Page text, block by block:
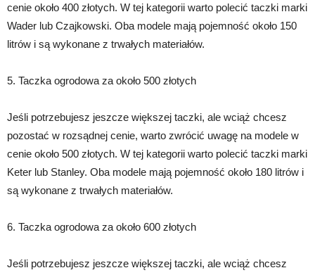
cenie około 400 złotych. W tej kategorii warto polecić taczki marki
Wader lub Czajkowski. Oba modele mają pojemność około 150
litrów i są wykonane z trwałych materiałów.
5. Taczka ogrodowa za około 500 złotych
Jeśli potrzebujesz jeszcze większej taczki, ale wciąż chcesz
pozostać w rozsądnej cenie, warto zwrócić uwagę na modele w
cenie około 500 złotych. W tej kategorii warto polecić taczki marki
Keter lub Stanley. Oba modele mają pojemność około 180 litrów i
są wykonane z trwałych materiałów.
6. Taczka ogrodowa za około 600 złotych
Jeśli potrzebujesz jeszcze większej taczki, ale wciąż chcesz